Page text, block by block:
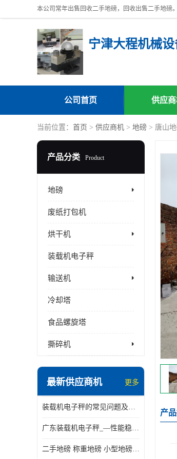
宁津大程机械
公司首页 供应
当前位置： 首页 > 供应商机 > 地磅 > 唐山
产品分类 Product
地磅
废纸打包机
烘干机
装载机电子秤
输送机
冷却塔
食品螺旋塔
撕碎机
最新供应商机 更多
装载机电子秤的常见问题及解决方法介绍
广东装载机电子秤_—性能稳定—操作简单—品质可靠
二手地磅 称重地磅 小型地磅 一百吨地磅
产